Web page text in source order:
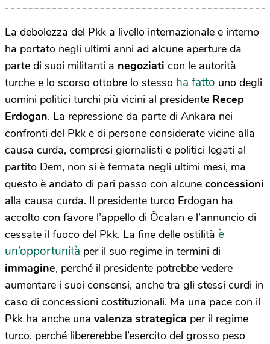
La debolezza del Pkk a livello internazionale e interno
ha portato negli ultimi anni ad alcune aperture da
parte di suoi militanti a negoziati con le autorità
turche e lo scorso ottobre lo stesso ha fatto uno degli
uomini politici turchi più vicini al presidente Recep
Erdogan. La repressione da parte di Ankara nei
confronti del Pkk e di persone considerate vicine alla
causa curda, compresi giornalisti e politici legati al
partito Dem, non si è fermata negli ultimi mesi, ma
questo è andato di pari passo con alcune concessioni
alla causa curda. Il presidente turco Erdogan ha
accolto con favore l’appello di Öcalan e l’annuncio di
cessate il fuoco del Pkk. La fine delle ostilità è
un’opportunità per il suo regime in termini di
immagine, perché il presidente potrebbe vedere
aumentare i suoi consensi, anche tra gli stessi curdi in
caso di concessioni costituzionali. Ma una pace con il
Pkk ha anche una valenza strategica per il regime
turco, perché libererebbe l’esercito del grosso peso